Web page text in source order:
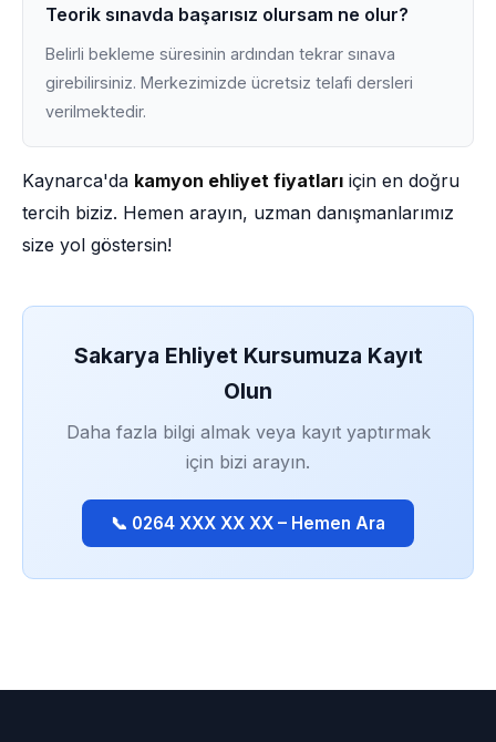
Teorik sınavda başarısız olursam ne olur?
Belirli bekleme süresinin ardından tekrar sınava
girebilirsiniz. Merkezimizde ücretsiz telafi dersleri
verilmektedir.
Kaynarca'da kamyon ehliyet fiyatları için en doğru
tercih biziz. Hemen arayın, uzman danışmanlarımız
size yol göstersin!
Sakarya Ehliyet Kursumuza Kayıt
Olun
Daha fazla bilgi almak veya kayıt yaptırmak
için bizi arayın.
📞 0264 XXX XX XX – Hemen Ara